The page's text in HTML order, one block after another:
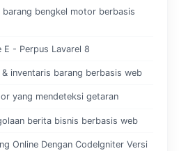
bengkel motor berbasis
E - Perpus Lavarel 8
inventaris barang berbasis web
yang mendeteksi getaran
berita bisnis berbasis web
Online Dengan CodeIgniter Versi